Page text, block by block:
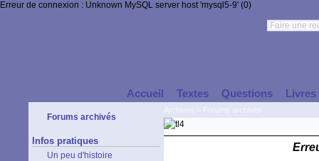
Erreur de connexion : Unknown MySQL server host 'mysql5-9' (0)
Accueil Textes Questions Livres
Forums archivés
Infos pratiques
Un peu d'histoire